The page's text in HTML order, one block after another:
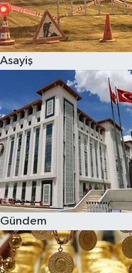
Asayiş
Gündem
Spor
Çocuk
Eğitim
Hava Durumu
Kadın
Kim kimdir?